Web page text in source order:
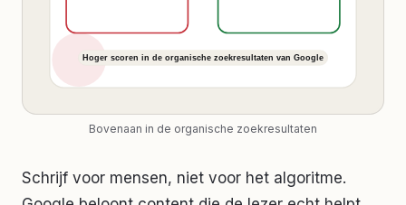
Bovenaan in de organische zoekresultaten
Schrijf voor mensen, niet voor het algoritme.